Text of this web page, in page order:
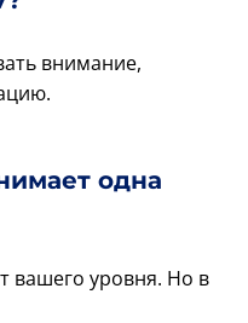
внимание,
одна
вашего уровня. Но в